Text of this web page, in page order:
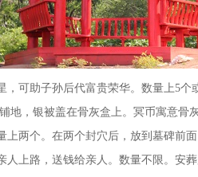
，可助子孙后代富贵荣华。数量上5个
地，银被盖在骨灰盒上。冥币寓意
两个。在两个封穴后，放到墓碑前
上路，送钱给亲人。数量不限。安葬